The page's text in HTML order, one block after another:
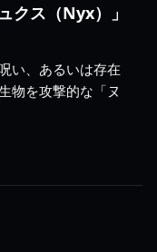
クス（Nyx）」
い、あるいは存在
物を攻撃的な「ヌ